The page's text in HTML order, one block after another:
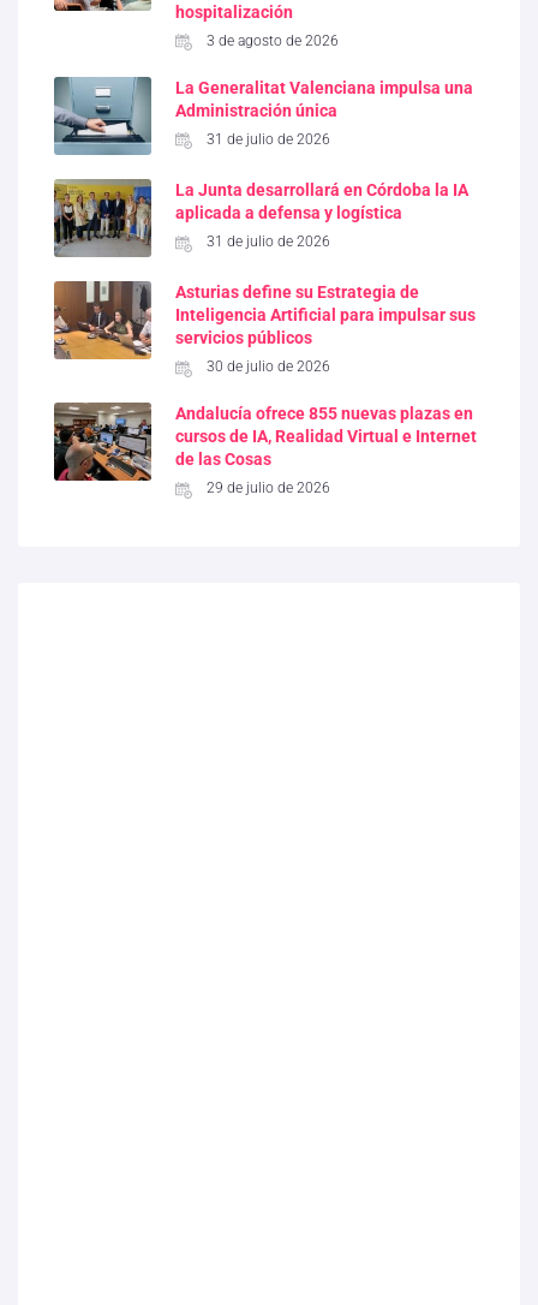
hospitalización
3 de agosto de 2026
La Generalitat Valenciana impulsa una
Administración única
31 de julio de 2026
La Junta desarrollará en Córdoba la IA
aplicada a defensa y logística
31 de julio de 2026
Asturias define su Estrategia de
Inteligencia Artificial para impulsar sus
servicios públicos
30 de julio de 2026
Andalucía ofrece 855 nuevas plazas en
cursos de IA, Realidad Virtual e Internet
de las Cosas
29 de julio de 2026